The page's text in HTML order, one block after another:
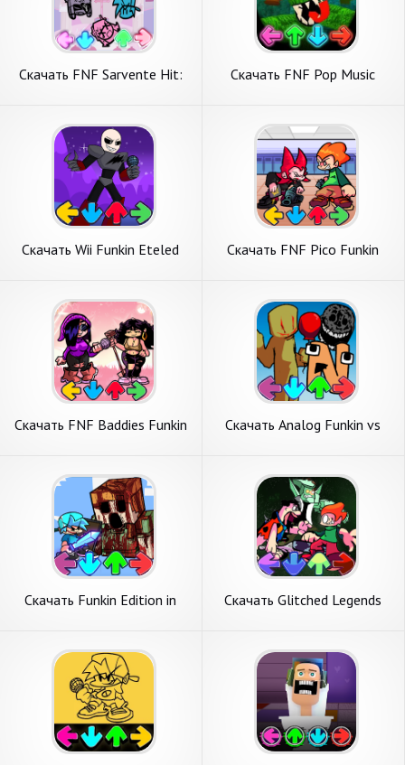
Скачать FNF Sarvente Hit:
на Андроид
Скачать FNF Pop Music
Андроид
Скачать Wii Funkin Eteled
Андроид
Скачать FNF Pico Funkin
Скачать FNF Baddies Funkin
на Андроид
Скачать Analog Funkin vs
Скачать Funkin Edition in
Андроид
Скачать Glitched Legends
Андроид